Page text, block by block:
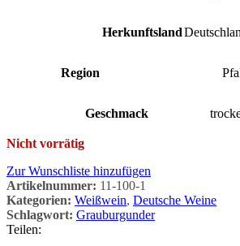
Herkunftsland
Region
Geschmack
Nicht vorrätig
Zur Wunschliste hinzufügen
Artikelnummer: 11-100-1
Kategorien: Weißwein, Deutsche Weine
Schlagwort: Grauburgunder
Teilen: